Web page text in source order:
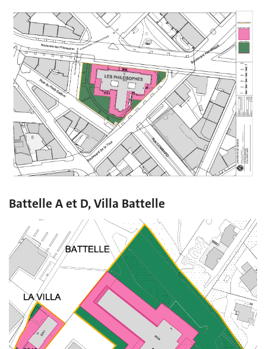
Battelle A et D, Villa Battelle